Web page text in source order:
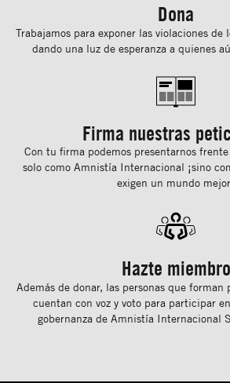
Dona
Trabajamos para exponer las violaciones de
dando una luz de esperanza a quienes
Firma nuestras
Con tu ﬁrma podemos presentarnos
solo como Amnistía Internacional ¡sino
exigen un mundo
Hazte miembro
Además de donar, las personas que forman
cuentan con voz y voto para participar
gobernanza de Amnistía Internacional